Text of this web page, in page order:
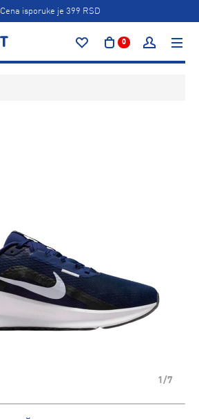
Cena isporuke je 399 RSD
0
1/7